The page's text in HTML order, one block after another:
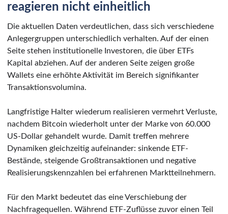
reagieren nicht einheitlich
Die aktuellen Daten verdeutlichen, dass sich verschiedene
Anlegergruppen unterschiedlich verhalten. Auf der einen
Seite stehen institutionelle Investoren, die über ETFs
Kapital abziehen. Auf der anderen Seite zeigen große
Wallets eine erhöhte Aktivität im Bereich signifikanter
Transaktionsvolumina.
Langfristige Halter wiederum realisieren vermehrt Verluste,
nachdem Bitcoin wiederholt unter der Marke von 60.000
US-Dollar gehandelt wurde. Damit treffen mehrere
Dynamiken gleichzeitig aufeinander: sinkende ETF-
Bestände, steigende Großtransaktionen und negative
Realisierungskennzahlen bei erfahrenen Marktteilnehmern.
Für den Markt bedeutet das eine Verschiebung der
Nachfragequellen. Während ETF-Zuflüsse zuvor einen Teil